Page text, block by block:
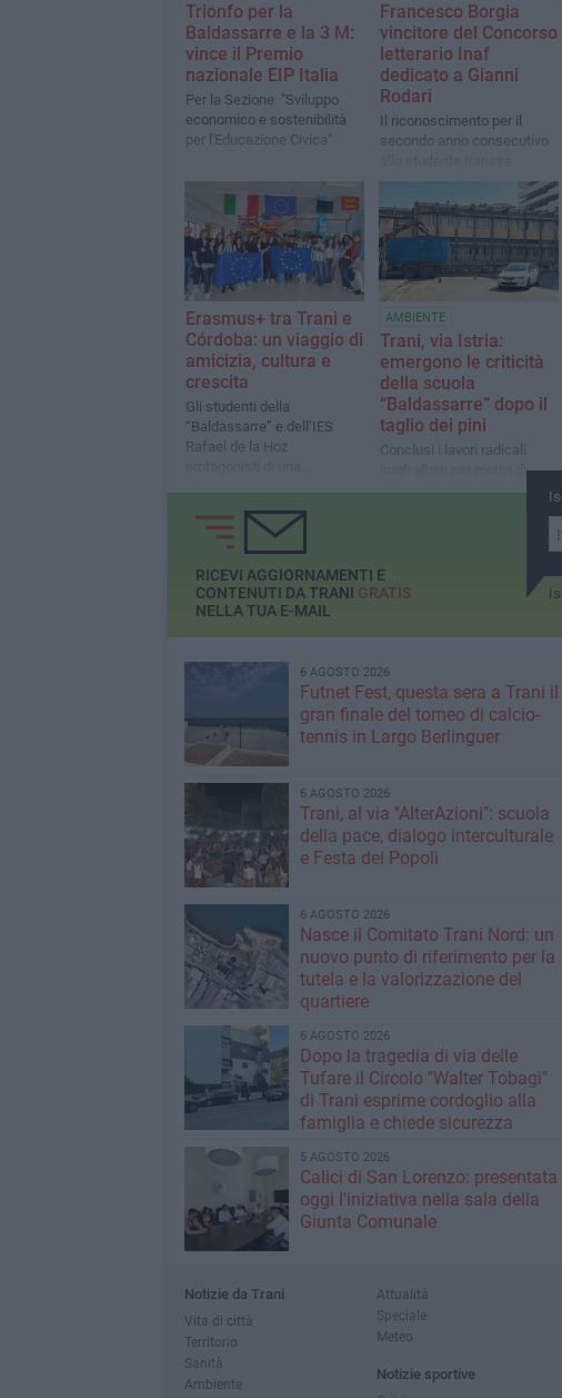
Trionfo per la
Baldassarre e la 3 M:
vince il Premio
nazionale EIP Italia
Per la Sezione "Sviluppo
economico e sostenibilità
per l'Educazione Civica"
Francesco Borgia
vincitore del Concorso
letterario Inaf
dedicato a Gianni
Rodari
Il riconoscimento per il
secondo anno consecutivo
Erasmus+ tra Trani e
Córdoba: un viaggio di
amicizia, cultura e
crescita
Gli studenti della
“Baldassarre” e dell’IES
Rafael de la Hoz
laboratori, sostenibilità, arte
e scoperta del territorio
AMBIENTE
Trani, via Istria:
emergono le criticità
della scuola
“Baldassarre” dopo il
taglio dei pini
Conclusi i lavori radicali
sicurezza: traffico in
dell’edificio scolastico
RICEVI AGGIORNAMENTI E
CONTENUTI DA TRANI GRATIS
NELLA TUA E-MAIL
6 AGOSTO 2026
Futnet Fest, questa sera a Trani il
gran finale del torneo di calcio-
tennis in Largo Berlinguer
6 AGOSTO 2026
Trani, al via "AlterAzioni": scuola
della pace, dialogo interculturale
e Festa dei Popoli
6 AGOSTO 2026
Nasce il Comitato Trani Nord: un
nuovo punto di riferimento per la
tutela e la valorizzazione del
quartiere
6 AGOSTO 2026
Dopo la tragedia di via delle
Tufare il Circolo "Walter Tobagi"
di Trani esprime cordoglio alla
famiglia e chiede sicurezza
5 AGOSTO 2026
Calici di San Lorenzo: presentata
oggi l'iniziativa nella sala della
Giunta Comunale
Notizie da Trani
Vita di città
Territorio
Sanità
Ambiente
Attualità
Speciale
Meteo
Notizie sportive